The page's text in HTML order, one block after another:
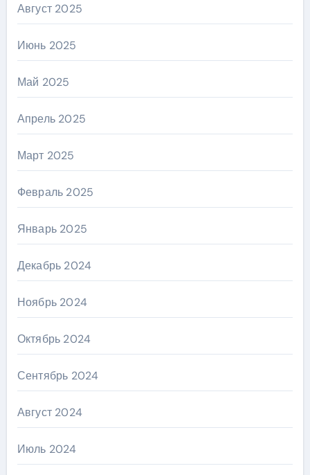
Август 2025
Июнь 2025
Май 2025
Апрель 2025
Март 2025
Февраль 2025
Январь 2025
Декабрь 2024
Ноябрь 2024
Октябрь 2024
Сентябрь 2024
Август 2024
Июль 2024